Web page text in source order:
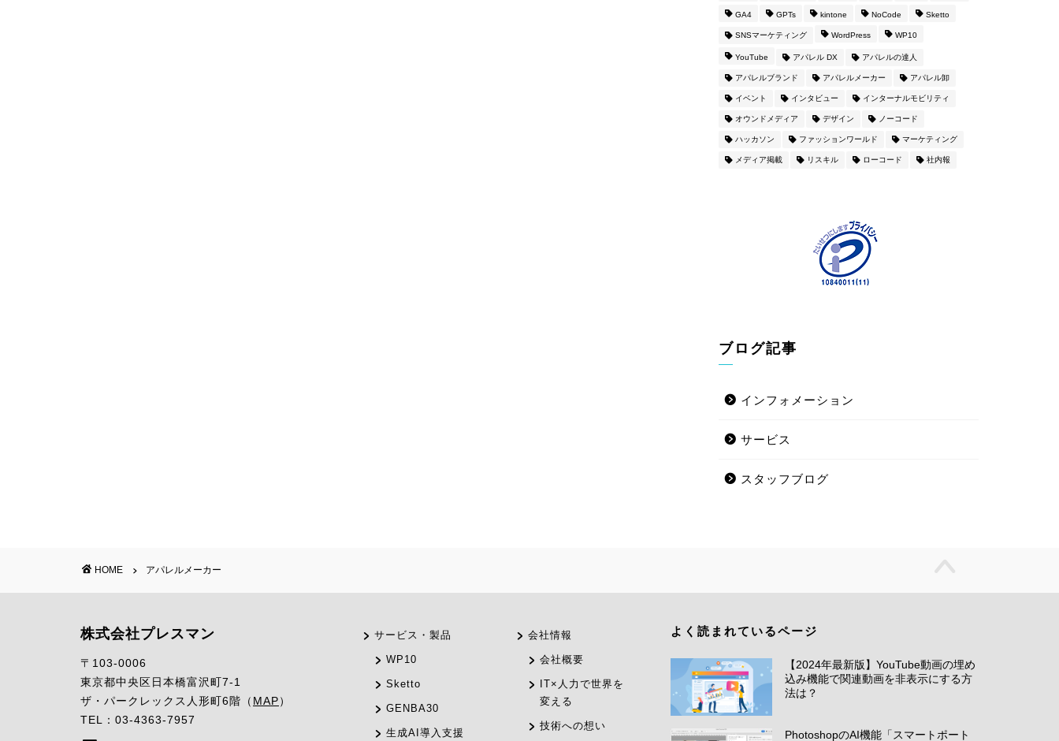
GA4 GPTs kintone NoCode Sketto
SNSマーケティング WordPress WP10
YouTube アパレル DX アパレルの達人
アパレルブランド アパレルメーカー アパレル卸
イベント インタビュー インターナルモビリティ
オウンドメディア デザイン ノーコード
ハッカソン ファッションワールド マーケティング
メディア掲載 リスキル ローコード 社内報
ブログ記事
インフォメーション
サービス
スタッフブログ
HOME アパレルメーカー
株式会社プレスマン
〒103-0006
東京都中央区日本橋富沢町7-1
ザ・パークレックス人形町6階（ MAP ）
TEL：03-4363-7957
サービス・製品
WP10
Sketto
GENBA30
生成AI導入支援
会社情報
会社概要
IT×人力で世界を
変える
技術への想い
よく読まれているページ
【2024年最新版】YouTube動画の埋め
込み機能で関連動画を非表示にする方
法は？
PhotoshopのAI機能「スマートポート